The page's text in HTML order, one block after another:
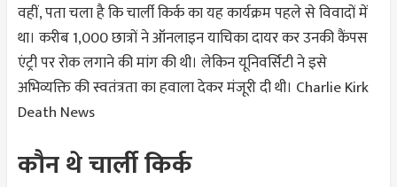
वहीं, पता चला है कि चार्ली किर्क का यह कार्यक्रम पहले से विवादों में
था। करीब 1,000 छात्रों ने ऑनलाइन याचिका दायर कर उनकी कैंपस
एंट्री पर रोक लगाने की मांग की थी। लेकिन यूनिवर्सिटी ने इसे
अभिव्यक्ति की स्वतंत्रता का हवाला देकर मंजूरी दी थी। Charlie Kirk
Death News
कौन थे चार्ली किर्क